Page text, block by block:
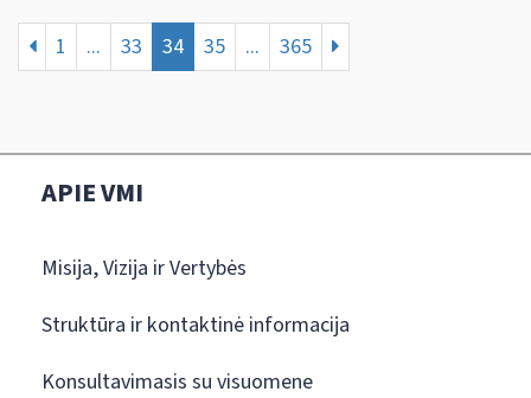
1 ... 33 34 35 ... 365
APIE VMI
Misija, Vizija ir Vertybės
Struktūra ir kontaktinė informacija
Konsultavimasis su visuomene